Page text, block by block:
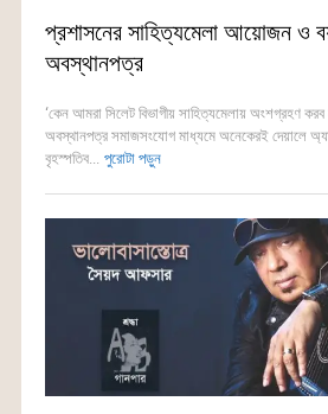
প্রশাসনের সাহিত্যমেলা আয়োজন ও
অবস্থানপত্র
‘কেন আমরা সিলেট বিভাগীয় সাহিত্যমেলায় অংশগ্রহণ করব
অবস্থানপত্র সমাজসংযোগ মাধ্যমে অনেকেরই দেয়ালে
বৃহস্পতিব... পুরোটা পড়ুন